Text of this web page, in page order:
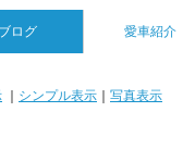
ブログ 愛車紹介
シンプル表示 写真表示